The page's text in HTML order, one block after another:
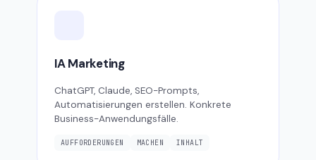
IA Marketing
ChatGPT, Claude, SEO-Prompts,
Automatisierungen erstellen. Konkrete
Business-Anwendungsfälle.
AUFFORDERUNGEN MACHEN INHALT